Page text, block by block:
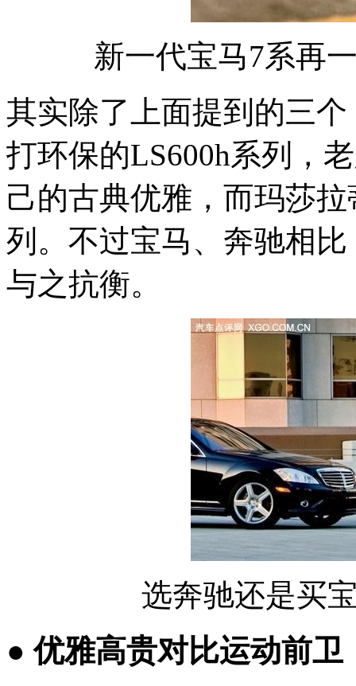
新一代宝马7系再
其实除了上面提到的三
打环保的LS600h系列，
己的古典优雅，而玛莎
列。不过宝马、奔驰相
与之抗衡。
选奔驰还是买
● 优雅高贵对比运动前卫